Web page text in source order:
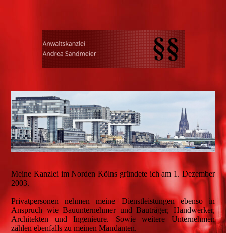
Meine Kanzlei im Norden Kölns gründete ich am 1. Dezember
2003.
Privatpersonen nehmen meine Dienstleistungen ebenso in
Anspruch wie Bauunternehmer und Bauträger, Handwerker,
Architekten und Ingenieure. Sowie weitere Unternehmen
zählen ebenfalls zu meinen Mandanten.